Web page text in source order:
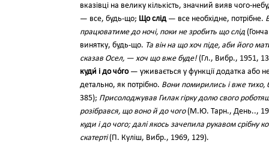
вказівці на велику кількість, значний вияв чого-
— все, будь-що; Що слід— все необхідне, потрібне.
працюватиме до ночі, поки не зробить що слід
винятку, будь-що. Та він на що хоч піде, аби його
сказав Осел, — хоч що вже буде!(Гл., Вибр., 1951,
куди́ і до чо́го— уживається у функції додатка або
детально, як потрібно. Вони помирились і вже тихо,
385); Присолоджував Гилак гірку долю свого
розібрався, що воно й до чого(М.Ю. Тарн., День..,
куди і до чого; далі якось зачепила рукавом срібну
скатерті(П. Куліш, Вибр., 1969, 129).